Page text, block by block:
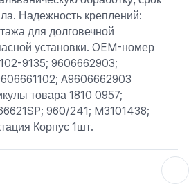
Надежность креплений:
для долговечной
установки. OEM-номер
9135; 9606662903;
A9606662903
товара 1810 0957;
960/241; M3101438;
Корпус 1шт.